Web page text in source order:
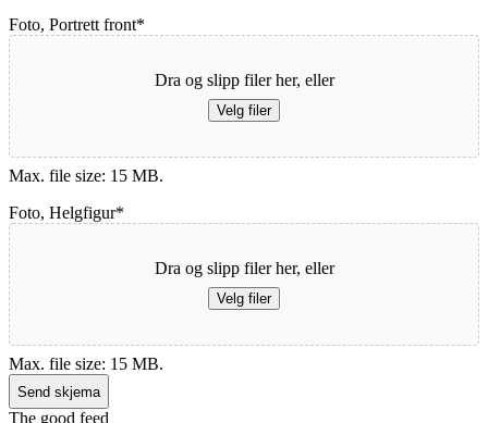
Foto, Portrett front*
Dra og slipp filer her, eller
Velg filer
Max. file size: 15 MB.
Foto, Helgfigur*
Dra og slipp filer her, eller
Velg filer
Max. file size: 15 MB.
The good feed